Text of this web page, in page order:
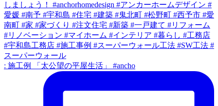
: 施工例 「太公望の平屋生活」 #ancho